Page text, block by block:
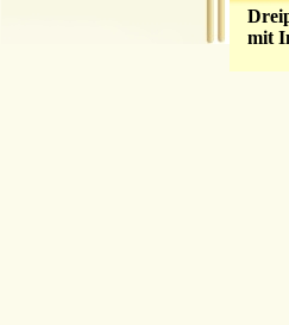
mit